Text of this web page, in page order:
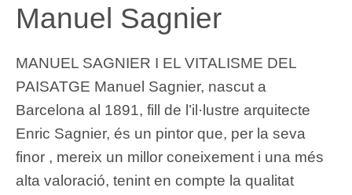
Manuel Sagnier
MANUEL SAGNIER I EL VITALISME DEL
PAISATGE Manuel Sagnier, nascut a
Barcelona al 1891, fill de l’il·lustre arquitecte
Enric Sagnier, és un pintor que, per la seva
finor , mereix un millor coneixement i una més
alta valoració, tenint en compte la qualitat